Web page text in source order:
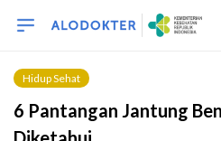
Hidup Sehat
6 Pantangan Jantung